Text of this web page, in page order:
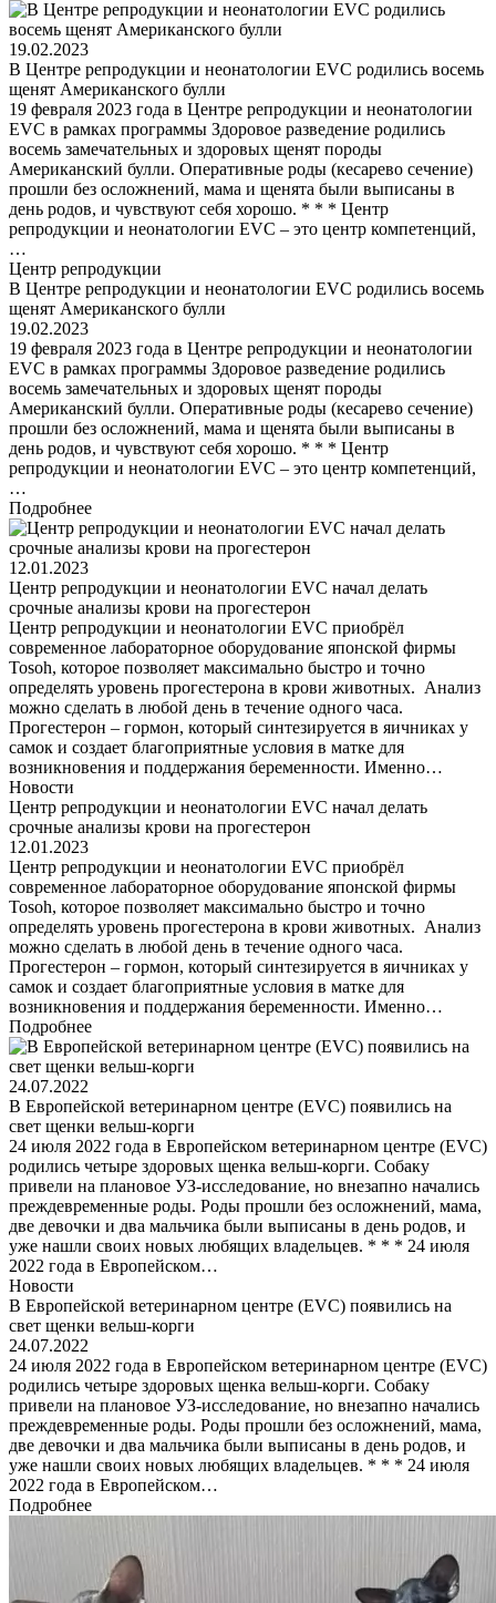
19.02.2023
В Центре репродукции и неонатологии EVC родились восемь
щенят Американского булли
19 февраля 2023 года в Центре репродукции и неонатологии
EVC в рамках программы Здоровое разведение родились
восемь замечательных и здоровых щенят породы
Американский булли. Оперативные роды (кесарево сечение)
прошли без осложнений, мама и щенята были выписаны в
день родов, и чувствуют себя хорошо. * * * Центр
репродукции и неонатологии EVC – это центр компетенций,
…
Центр репродукции
В Центре репродукции и неонатологии EVC родились восемь
щенят Американского булли
19.02.2023
19 февраля 2023 года в Центре репродукции и неонатологии
EVC в рамках программы Здоровое разведение родились
восемь замечательных и здоровых щенят породы
Американский булли. Оперативные роды (кесарево сечение)
прошли без осложнений, мама и щенята были выписаны в
день родов, и чувствуют себя хорошо. * * * Центр
репродукции и неонатологии EVC – это центр компетенций,
…
Подробнее
12.01.2023
Центр репродукции и неонатологии EVC начал делать
срочные анализы крови на прогестерон
Центр репродукции и неонатологии EVC приобрёл
современное лабораторное оборудование японской фирмы
Tosoh, которое позволяет максимально быстро и точно
определять уровень прогестерона в крови животных. Анализ
можно сделать в любой день в течение одного часа.
Прогестерон – гормон, который синтезируется в яичниках у
самок и создает благоприятные условия в матке для
возникновения и поддержания беременности. Именно…
Новости
Центр репродукции и неонатологии EVC начал делать
срочные анализы крови на прогестерон
12.01.2023
Центр репродукции и неонатологии EVC приобрёл
современное лабораторное оборудование японской фирмы
Tosoh, которое позволяет максимально быстро и точно
определять уровень прогестерона в крови животных. Анализ
можно сделать в любой день в течение одного часа.
Прогестерон – гормон, который синтезируется в яичниках у
самок и создает благоприятные условия в матке для
возникновения и поддержания беременности. Именно…
Подробнее
24.07.2022
В Европейской ветеринарном центре (EVC) появились на
свет щенки вельш-корги
24 июля 2022 года в Европейском ветеринарном центре (EVC)
родились четыре здоровых щенка вельш-корги. Собаку
привели на плановое УЗ-исследование, но внезапно начались
преждевременные роды. Роды прошли без осложнений, мама,
две девочки и два мальчика были выписаны в день родов, и
уже нашли своих новых любящих владельцев. * * * 24 июля
2022 года в Европейском…
Новости
В Европейской ветеринарном центре (EVC) появились на
свет щенки вельш-корги
24.07.2022
24 июля 2022 года в Европейском ветеринарном центре (EVC)
родились четыре здоровых щенка вельш-корги. Собаку
привели на плановое УЗ-исследование, но внезапно начались
преждевременные роды. Роды прошли без осложнений, мама,
две девочки и два мальчика были выписаны в день родов, и
уже нашли своих новых любящих владельцев. * * * 24 июля
2022 года в Европейском…
Подробнее